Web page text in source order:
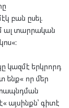
բան ըսել.
ալ տարրական
երկրորդ
ենք« որ մեր
այսինքն՝ գիտէ